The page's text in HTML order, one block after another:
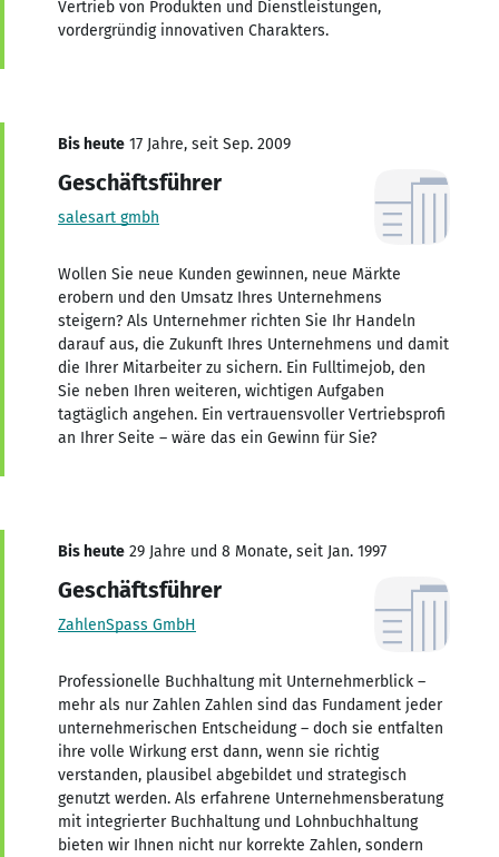
Vertrieb von Produkten und Dienstleistungen,
vordergründig innovativen Charakters.
Bis heute 17 Jahre, seit Sep. 2009
Geschäftsführer
salesart gmbh
Wollen Sie neue Kunden gewinnen, neue Märkte
erobern und den Umsatz Ihres Unternehmens
steigern? Als Unternehmer richten Sie Ihr Handeln
darauf aus, die Zukunft Ihres Unternehmens und damit
die Ihrer Mitarbeiter zu sichern. Ein Fulltimejob, den
Sie neben Ihren weiteren, wichtigen Aufgaben
tagtäglich angehen. Ein vertrauensvoller Vertriebsprofi
an Ihrer Seite – wäre das ein Gewinn für Sie?
Bis heute 29 Jahre und 8 Monate, seit Jan. 1997
Geschäftsführer
ZahlenSpass GmbH
Professionelle Buchhaltung mit Unternehmerblick –
mehr als nur Zahlen Zahlen sind das Fundament jeder
unternehmerischen Entscheidung – doch sie entfalten
ihre volle Wirkung erst dann, wenn sie richtig
verstanden, plausibel abgebildet und strategisch
genutzt werden. Als erfahrene Unternehmensberatung
mit integrierter Buchhaltung und Lohnbuchhaltung
bieten wir Ihnen nicht nur korrekte Zahlen, sondern